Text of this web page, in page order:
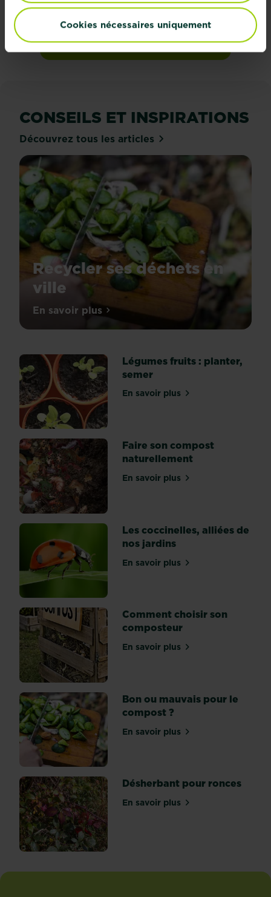
Cookies nécessaires uniquement
CONSEILS ET INSPIRATIONS
Découvrez tous les articles
Recycler ses déchets en
ville
Avoir
des
déchets
du
quotidien
comme
le
papier,
le
carton,
le
verre,
le
le
métal…
-
pas
si
compliqué
à
faire,
finalement,
une
fois
les
bons
réflexes
acquis.
Mais...
En savoir plussur Recycler ses déchets en ville
Légumes fruits : planter,
semer
En savoir plussur Légumes fruits :
Faire son compost
naturellement
En savoir plussur Faire son compost
Les coccinelles, alliées de
nos jardins
En savoir plussur Les coccinelles,
Comment choisir son
composteur
En savoir plussur Comment choisir son
Bon ou mauvais pour le
compost ?
En savoir plussur Bon ou mauvais pour
Désherbant pour ronces
En savoir plussur Désherbant pour